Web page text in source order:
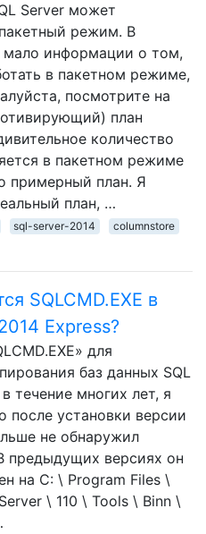
Server может
режим. В
мало информации о том,
в пакетном режиме,
посмотрите на
план
количество
в пакетном режиме
примерный план. Я
план, …
sql-server-2014
columnstore
SQLCMD.EXE в
Express?
для
баз данных SQL
течение многих лет, я
после установки версии
не обнаружил
предыдущих версиях он
на C: \ Program Files \
\ 110 \ Tools \ Binn \